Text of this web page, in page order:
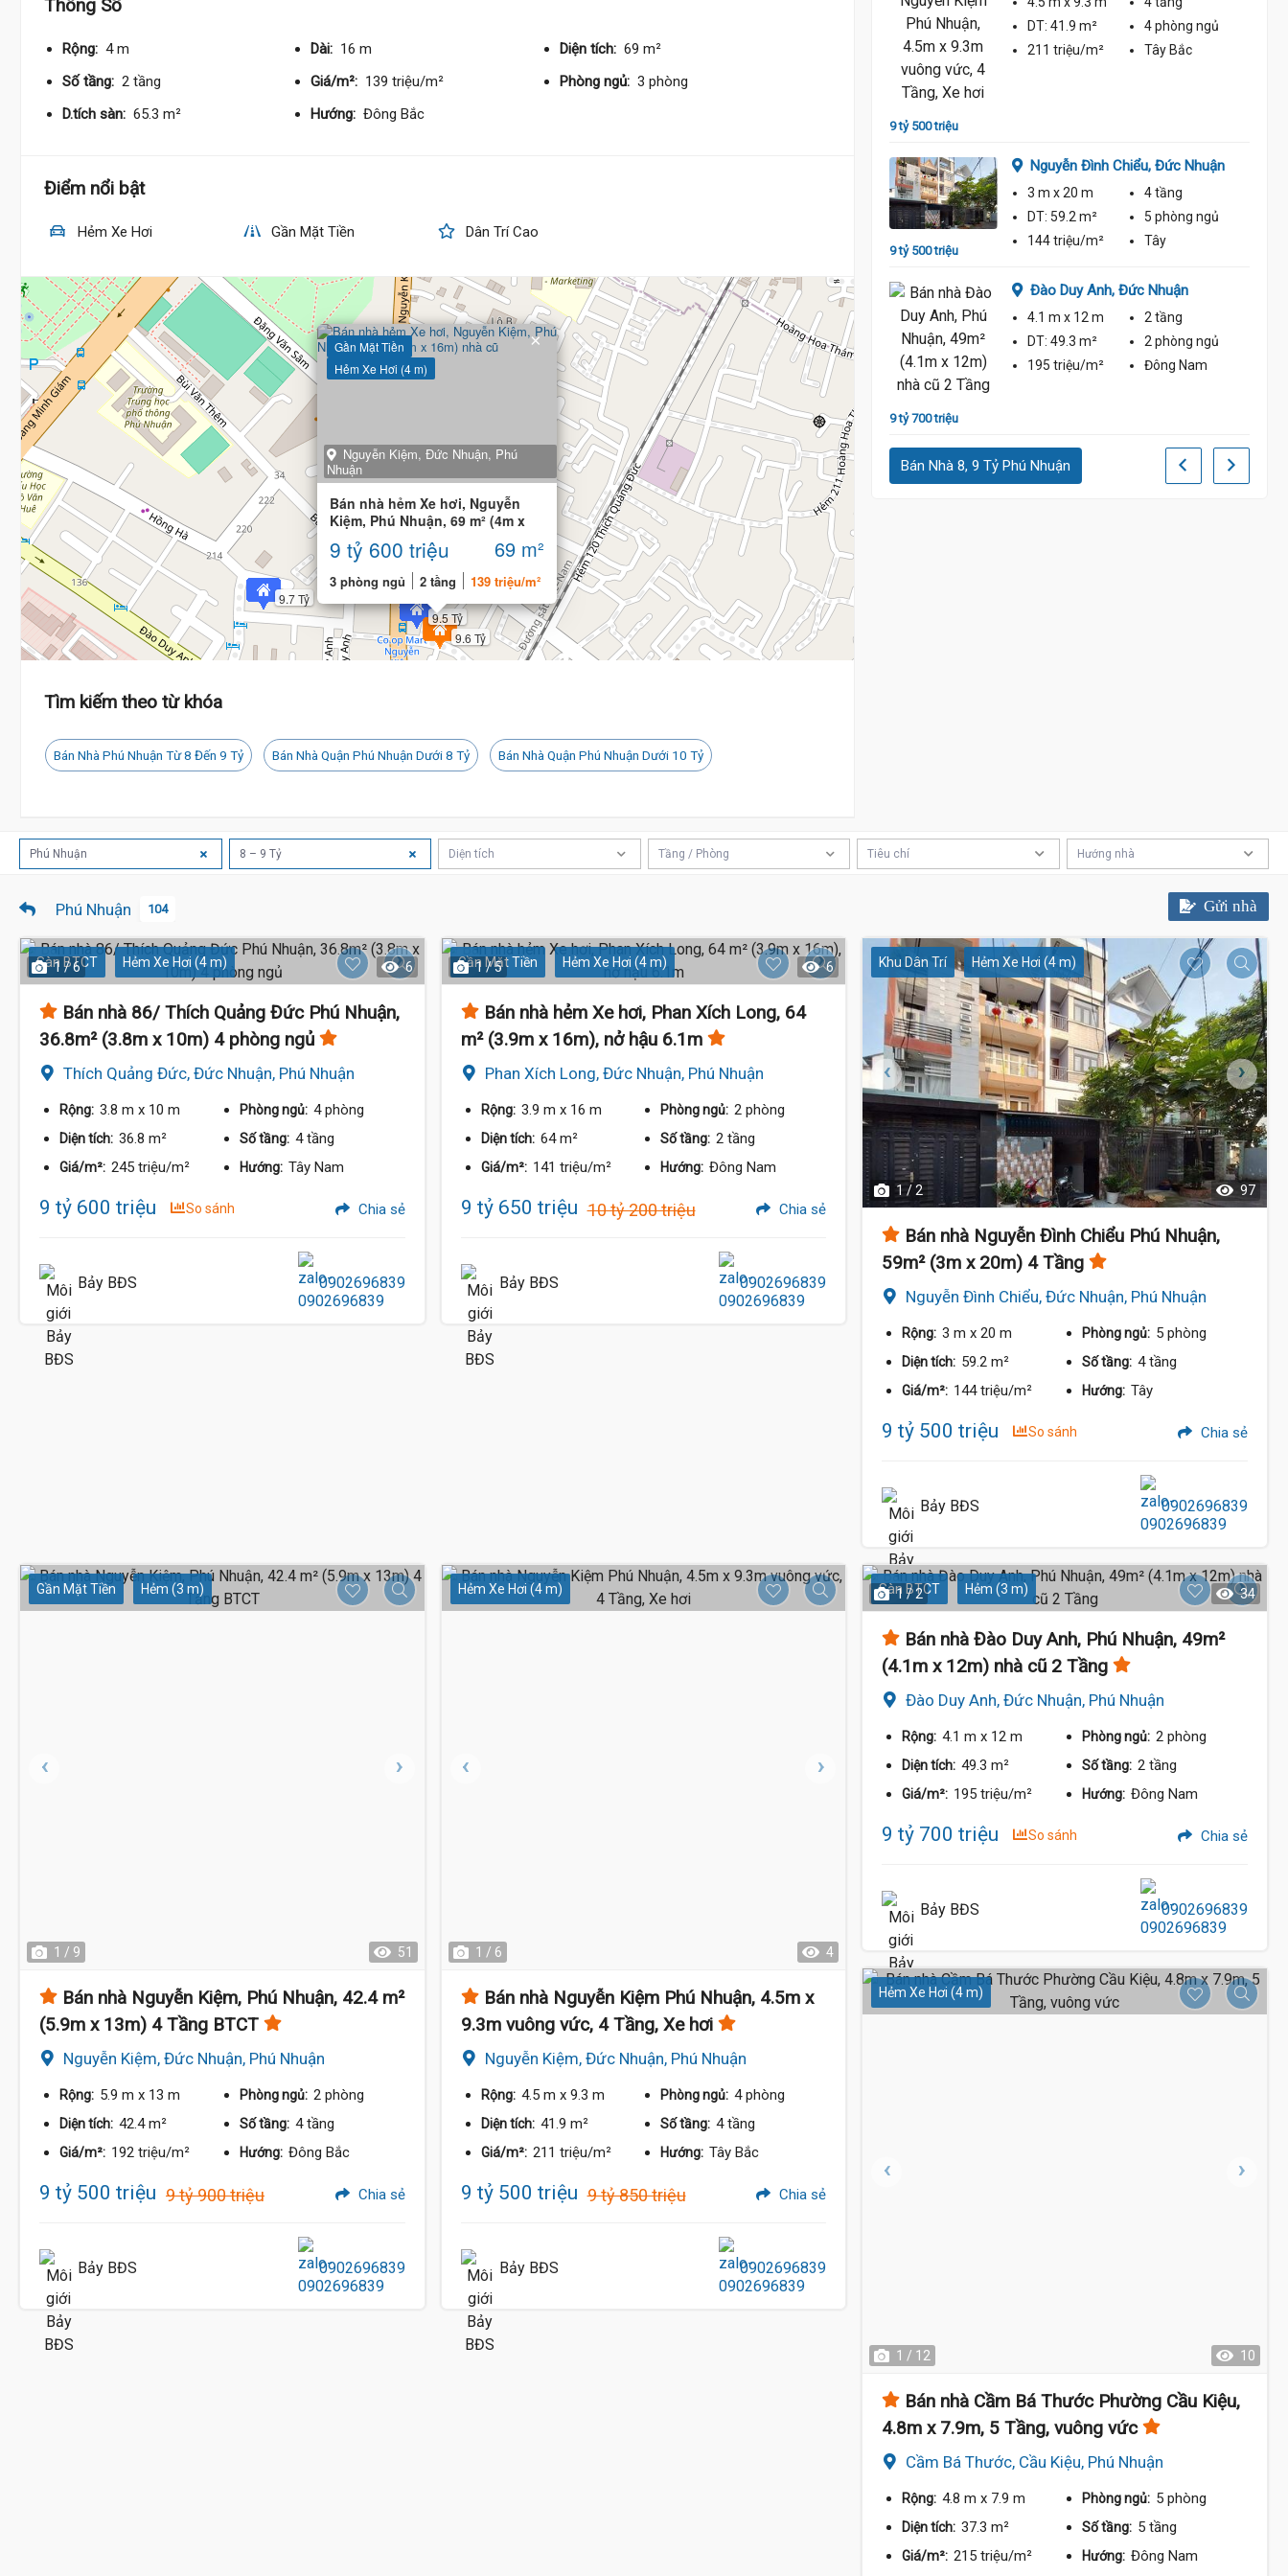
Thông Số
Rộng: 4 m Dài: 16 m Diện tích: 69 m²
Số tầng: 2 tầng Giá/m²: 139 triệu/m² Phòng ngủ: 3 phòng
D.tích sàn: 65.3 m² Hướng: Đông Bắc
Điểm nổi bật
Hẻm Xe Hơi Gần Mặt Tiền Dân Trí Cao
9.6 Tỷ
9.65 Tỷ
9.5 Tỷ
9.5 Tỷ
9.7 Tỷ
9.5 Tỷ
9.7 Tỷ
9.5 Tỷ
Gần Mặt Tiền
Hẻm Xe Hơi (4 m)
Nguyễn Kiệm, Đức Nhuận, Phú
Nhuận
Bán nhà hẻm Xe hơi, Nguyễn
Kiệm, Phú Nhuận, 69 m² (4m x
16m) nhà cũ
9 tỷ 600 triệu 69 m²
3 phòng ngủ 2 tầng 139 triệu/m²
×
Tìm kiếm theo từ khóa
Bán Nhà Phú Nhuận Từ 8 Đến 9 Tỷ Bán Nhà Quận Phú Nhuận Dưới 8 Tỷ Bán Nhà Quận Phú Nhuận Dưới 10 Tỷ
9 tỷ 650 triệu
9 tỷ 500 triệu
Nguyễn Kiệm, Đức Nhuận
5.9 m x 13 m
4 tầng
DT:
42.4 m² 2 phòng
192 triệu/m²
Đông Bắc
9 tỷ 500 triệu
DT: 41.9 m² 4 phòng ngủ
211 triệu/m²
Tây Bắc
9 tỷ 500 triệu
Nguyễn Đình Chiểu, Đức Nhuận
3 m x 20 m
4 tầng
DT: 59.2 m² 5 phòng ngủ
144 triệu/m²
Tây
9 tỷ 700 triệu
Đào Duy Anh, Đức Nhuận
4.1 m x 12 m
2 tầng
DT: 49.3 m² 2 phòng ngủ
195 triệu/m²
Đông Nam
Bán Nhà 8, 9 Tỷ Phú Nhuận
Phú Nhuận 8 – 9 Tỷ Diện tích Tầng / Phòng Tiêu chí Hướng nhà
Gửi nhà
Phú Nhuận 104
Sàn BTCT Hẻm Xe Hơi (4 m)
1 / 6 6
Bán nhà 86/ Thích Quảng Đức Phú Nhuận,
36.8m² (3.8m x 10m) 4 phòng ngủ
Thích Quảng Đức, Đức Nhuận, Phú Nhuận
Rộng: 3.8 m x 10 m Phòng ngủ: 4 phòng
Diện tích: 36.8 m² Số tầng: 4 tầng
Giá/m²: 245 triệu/m² Hướng: Tây Nam
9 tỷ 600 triệu So sánh Chia sẻ
Bảy BĐS 0902696839
Gần Mặt Tiền Hẻm Xe Hơi (4 m)
1 / 5 6
Bán nhà hẻm Xe hơi, Phan Xích Long, 64
m² (3.9m x 16m), nở hậu 6.1m
Phan Xích Long, Đức Nhuận, Phú Nhuận
Rộng: 3.9 m x 16 m Phòng ngủ: 2 phòng
Diện tích: 64 m² Số tầng: 2 tầng
Giá/m²: 141 triệu/m² Hướng: Đông Nam
9 tỷ 650 triệu 10 tỷ 200 triệu Chia sẻ
Bảy BĐS 0902696839
Khu Dân Trí Hẻm Xe Hơi (4 m)
1 / 2 97
Bán nhà Nguyễn Đình Chiểu Phú Nhuận,
59m² (3m x 20m) 4 Tầng
Nguyễn Đình Chiểu, Đức Nhuận, Phú Nhuận
Rộng: 3 m x 20 m Phòng ngủ: 5 phòng
Diện tích: 59.2 m² Số tầng: 4 tầng
Giá/m²: 144 triệu/m² Hướng: Tây
9 tỷ 500 triệu So sánh Chia sẻ
Bảy BĐS 0902696839
Gần Mặt Tiền Hẻm (3 m)
1 / 9 51
Bán nhà Nguyễn Kiệm, Phú Nhuận, 42.4 m²
(5.9m x 13m) 4 Tầng BTCT
Nguyễn Kiệm, Đức Nhuận, Phú Nhuận
Rộng: 5.9 m x 13 m Phòng ngủ: 2 phòng
Diện tích: 42.4 m² Số tầng: 4 tầng
Giá/m²: 192 triệu/m² Hướng: Đông Bắc
9 tỷ 500 triệu 9 tỷ 900 triệu Chia sẻ
Bảy BĐS 0902696839
Hẻm Xe Hơi (4 m)
1 / 6 4
Bán nhà Nguyễn Kiệm Phú Nhuận, 4.5m x
9.3m vuông vức, 4 Tầng, Xe hơi
Nguyễn Kiệm, Đức Nhuận, Phú Nhuận
Rộng: 4.5 m x 9.3 m Phòng ngủ: 4 phòng
Diện tích: 41.9 m² Số tầng: 4 tầng
Giá/m²: 211 triệu/m² Hướng: Tây Bắc
9 tỷ 500 triệu 9 tỷ 850 triệu Chia sẻ
Bảy BĐS 0902696839
Sàn BTCT Hẻm (3 m)
1 / 2 34
Bán nhà Đào Duy Anh, Phú Nhuận, 49m²
(4.1m x 12m) nhà cũ 2 Tầng
Đào Duy Anh, Đức Nhuận, Phú Nhuận
Rộng: 4.1 m x 12 m Phòng ngủ: 2 phòng
Diện tích: 49.3 m² Số tầng: 2 tầng
Giá/m²: 195 triệu/m² Hướng: Đông Nam
9 tỷ 700 triệu So sánh Chia sẻ
Bảy BĐS 0902696839
Hẻm Xe Hơi (4 m)
1 / 12 10
Bán nhà Cầm Bá Thước Phường Cầu Kiệu,
4.8m x 7.9m, 5 Tầng, vuông vức
Cầm Bá Thước, Cầu Kiệu, Phú Nhuận
Rộng: 4.8 m x 7.9 m Phòng ngủ: 5 phòng
Diện tích: 37.3 m² Số tầng: 5 tầng
Giá/m²: 215 triệu/m² Hướng: Đông Nam